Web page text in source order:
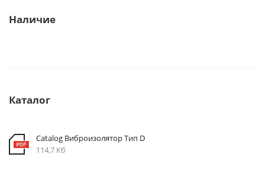
Наличие
Каталог
Catalog Виброизолятор Тип D
114,7 Кб